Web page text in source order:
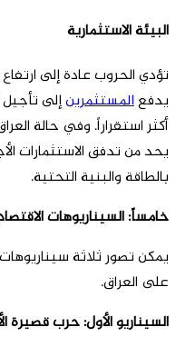
البيئة الاستثمارية
تؤدي الحروب عادة إلى
يدفعالمستثمرينإلى تأجيل
أكثر استقراراً. وفي حالة
يحد من تدفق الاستثمارات
بالطاقة والبنية التحتية.
خامساً: السيناريوهات
يمكن تصور ثلاثة
على العراق.
السيناريو الأول: حرب قصيرة